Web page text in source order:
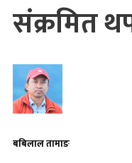
संक्रमित
बबिलाल तामाङ